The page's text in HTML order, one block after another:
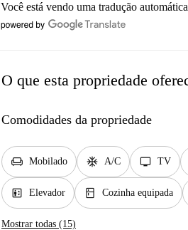
Você está vendo uma tradução
O que esta propriedade
Comodidades da propriedade
chair Mobilado ac_unit A/C tv TV
elevator Elevador kitchen Cozinha equipada
Mostrar todas (15)